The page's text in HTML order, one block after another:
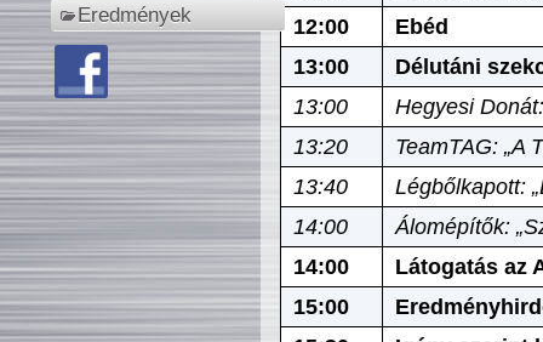
Eredmények
12:00
Ebéd
13:00
Délutáni
13:00
Hegyesi
13:20
TeamTAG: „A
13:40
Légbőlkapott:
14:00
Álomépítők:
14:00
Látogatás az
15:00